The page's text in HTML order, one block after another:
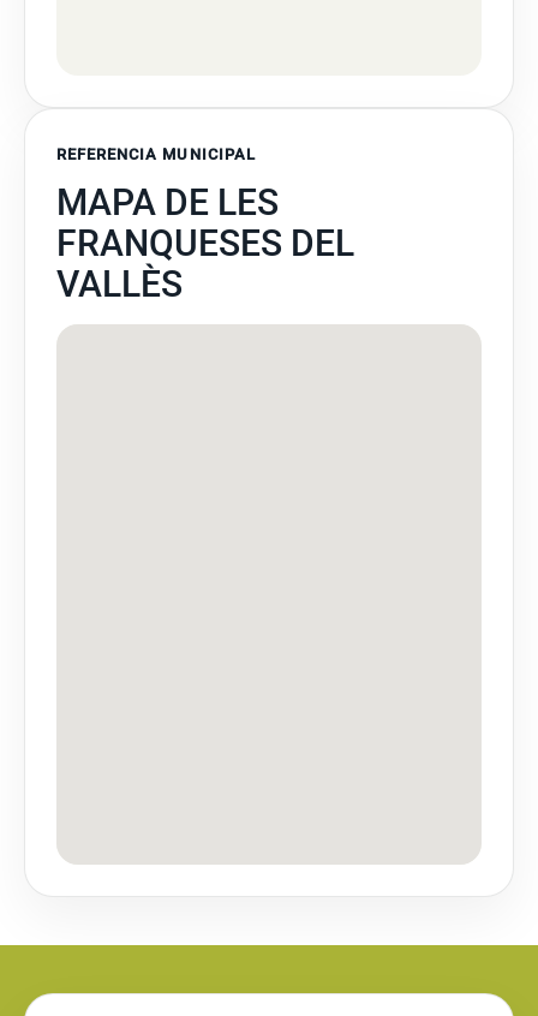
REFERENCIA MUNICIPAL
MAPA DE LES
FRANQUESES DEL
VALLÈS